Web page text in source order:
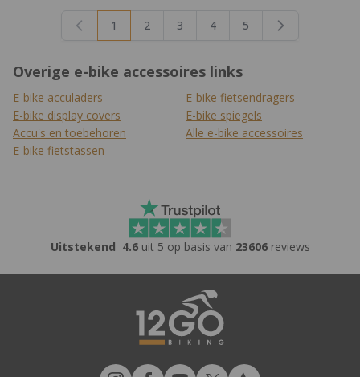
U lees momenteel pagina
1 Pagina
2 Pagina
3 Pagina
4 Pagina
5
Overige e-bike accessoires links
E-bike acculaders
E-bike display covers
Accu's en toebehoren
E-bike fietstassen
E-bike fietsendragers
E-bike spiegels
Alle e-bike accessoires
Uitstekend 4.6uit 5 op basis van 23606reviews